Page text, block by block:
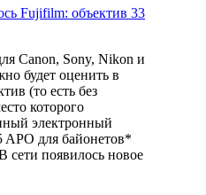
Fujifilm: объектив 33
Canon, Sony, Nikon и
будет оценить в
(то есть без
которого
электронный
APO для байонетов*
сети появилось новое